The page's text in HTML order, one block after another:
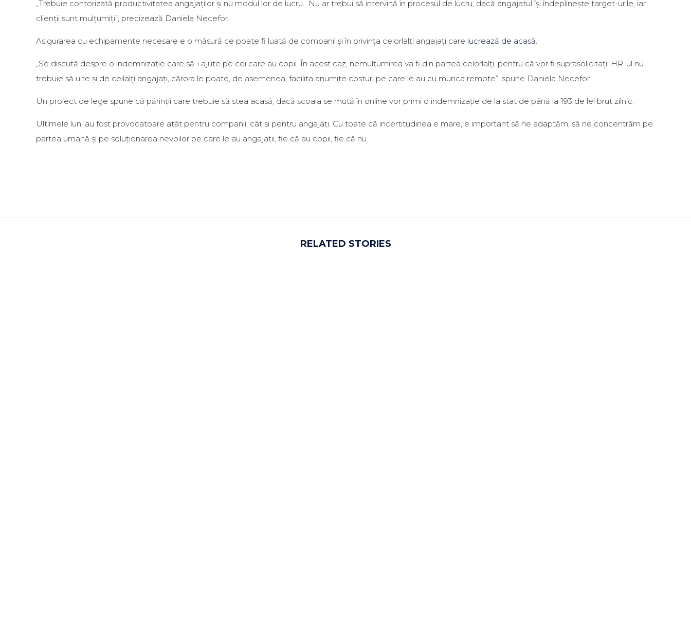
„Trebuie contorizată productivitatea angajaților și nu modul lor de lucru. Nu ar trebui să intervină în procesul de lucru, dacă angajatul își îndeplinește target-urile, iar
clienții sunt mulțumiți”, precizează Daniela Necefor.
Asigurarea cu echipamente necesare e o măsură ce poate fi luată de companii și în privința celorlalți angajați care lucrează de acasă.
„Se discută despre o indemnizație care să-i ajute pe cei care au copii. În acest caz, nemulțumirea va fi din partea celorlalți, pentru că vor fi suprasolicitați. HR-ul nu
trebuie să uite și de ceilalți angajați, cărora le poate, de asemenea, facilita anumite costuri pe care le au cu munca remote”, spune Daniela Necefor.
Un proiect de lege spune că părinții care trebuie să stea acasă, dacă școala se mută în online vor primi o indemnizație de la stat de până la 193 de lei brut zilnic.
Ultimele luni au fost provocatoare atât pentru companii, cât și pentru angajați. Cu toate că incertitudinea e mare, e important să ne adaptăm, să ne concentrăm pe
partea umană și pe soluționarea nevoilor pe care le au angajații, fie că au copii, fie că nu.
RELATED STORIES